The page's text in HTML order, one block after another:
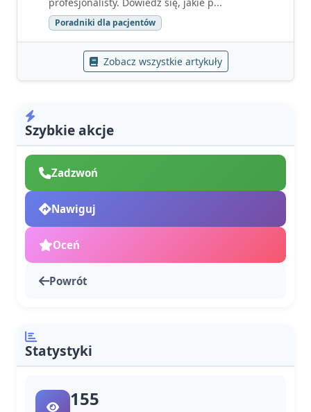
Poradniki dla pacjentów
Zobacz wszystkie artykuły
Szybkie akcje
Zadzwoń
Nawiguj
Oceń
Powrót
Statystyki
155